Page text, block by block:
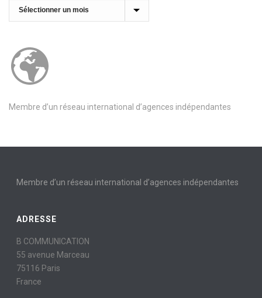
Archives
Membre d’un réseau international d’agences indépendantes
Membre d’un réseau international d’agences indépendantes
ADRESSE
B COMMUNICATION
55 avenue Marceau
75116 Paris
France